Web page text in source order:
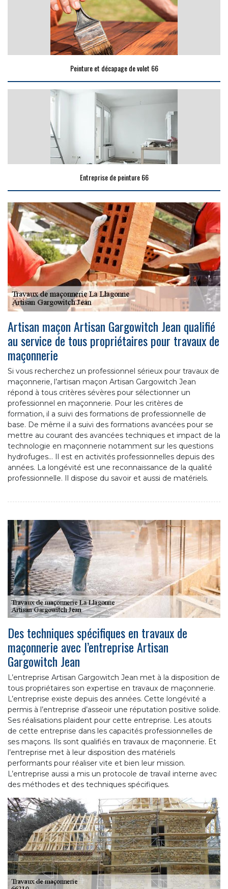
Peinture et décapage de volet 66
Entreprise de peinture 66
Artisan maçon Artisan Gargowitch Jean qualifié
au service de tous propriétaires pour travaux de
maçonnerie
Si vous recherchez un professionnel sérieux pour travaux de
maçonnerie, l’artisan maçon Artisan Gargowitch Jean
répond à tous critères sévères pour sélectionner un
professionnel en maçonnerie. Pour les critères de
formation, il a suivi des formations de professionnelle de
base. De même il a suivi des formations avancées pour se
mettre au courant des avancées techniques et impact de la
technologie en maçonnerie notamment sur les questions
hydrofuges… Il est en activités professionnelles depuis des
années. La longévité est une reconnaissance de la qualité
professionnelle. Il dispose du savoir et aussi de matériels.
Des techniques spécifiques en travaux de
maçonnerie avec l’entreprise Artisan
Gargowitch Jean
L’entreprise Artisan Gargowitch Jean met à la disposition de
tous propriétaires son expertise en travaux de maçonnerie.
L’entreprise existe depuis des années. Cette longévité a
permis à l’entreprise d’asseoir une réputation positive solide.
Ses réalisations plaident pour cette entreprise. Les atouts
de cette entreprise dans les capacités professionnelles de
ses maçons. Ils sont qualifiés en travaux de maçonnerie. Et
l’entreprise met à leur disposition des matériels
performants pour réaliser vite et bien leur mission.
L’entreprise aussi a mis un protocole de travail interne avec
des méthodes et des techniques spécifiques.